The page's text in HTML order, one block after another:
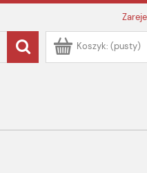
Koszyk: (pusty)